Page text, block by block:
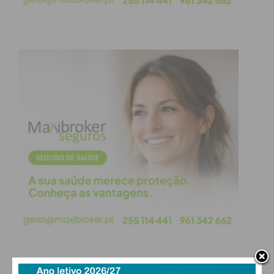
divulgado do Conselho de Finanças Públicas (CFP)
respeito a Dezembro de 2017, se hoje em Setembro
de 2018 fosse efectuado novo relatório os dados
seriam completamente diferentes. E quanto à
situação da divida a 30 de junho de 2018, aplica-se
exatamente com o mesmo princípio e
enquadramento”, afirmam, lembrando que esta
explicação já foi dada pelo Presidente da Câmara
Municipal de Penafiel em abril, “aquando da
Prestação de Contas de 2017, em Assembleia
Municipal, não tendo suscitado qualquer
dúvida. Basta ver que as contas foram aprovadas
tentar “empolgar notícias de um relatório que já